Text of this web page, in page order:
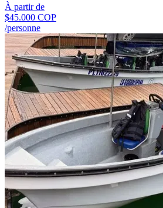
À partir de
$45.000 COP
/personne